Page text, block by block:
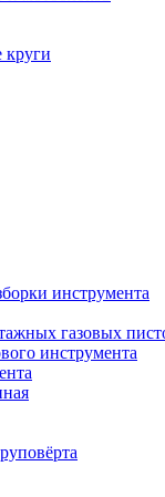
круги
инструмента
газовых
инструмента